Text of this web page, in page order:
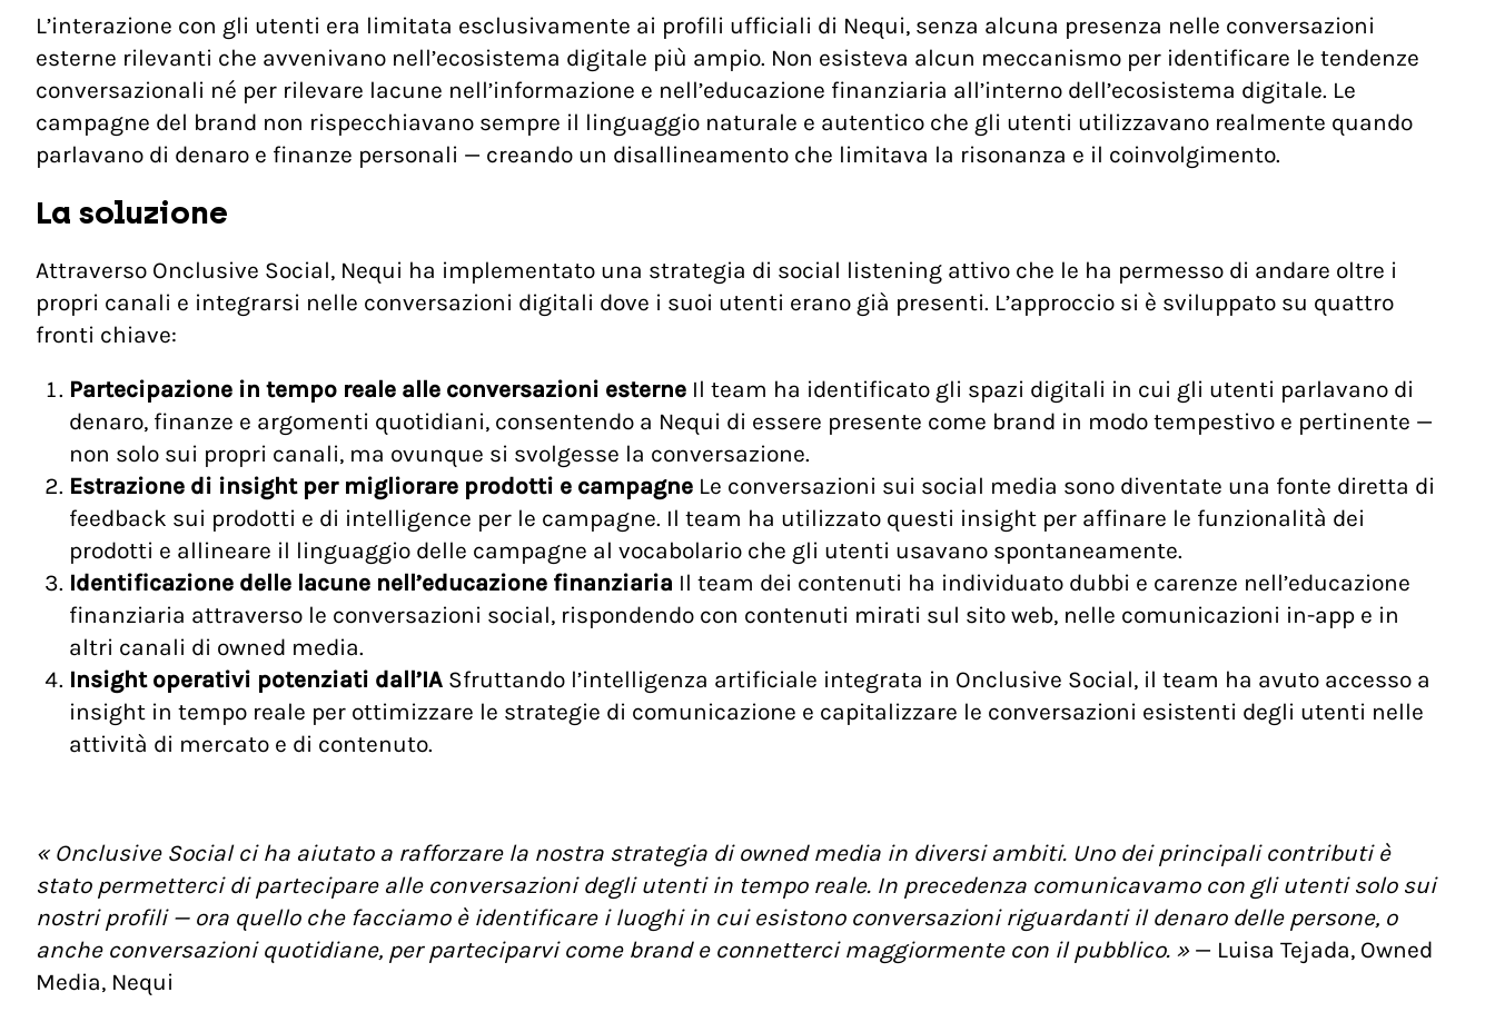
L’interazione con gli utenti era limitata esclusivamente ai profili ufficiali di Nequi, senza alcuna presenza nelle conversazioni
esterne rilevanti che avvenivano nell’ecosistema digitale più ampio. Non esisteva alcun meccanismo per identificare le tendenze
conversazionali né per rilevare lacune nell’informazione e nell’educazione finanziaria all’interno dell’ecosistema digitale. Le
campagne del brand non rispecchiavano sempre il linguaggio naturale e autentico che gli utenti utilizzavano realmente quando
parlavano di denaro e finanze personali — creando un disallineamento che limitava la risonanza e il coinvolgimento.
La soluzione
Attraverso Onclusive Social, Nequi ha implementato una strategia di social listening attivo che le ha permesso di andare oltre i
propri canali e integrarsi nelle conversazioni digitali dove i suoi utenti erano già presenti. L’approccio si è sviluppato su quattro
fronti chiave:
Partecipazione in tempo reale alle conversazioni esterne Il team ha identificato gli spazi digitali in cui gli utenti parlavano di
denaro, finanze e argomenti quotidiani, consentendo a Nequi di essere presente come brand in modo tempestivo e pertinente —
non solo sui propri canali, ma ovunque si svolgesse la conversazione.
Estrazione di insight per migliorare prodotti e campagne Le conversazioni sui social media sono diventate una fonte diretta di
feedback sui prodotti e di intelligence per le campagne. Il team ha utilizzato questi insight per affinare le funzionalità dei
prodotti e allineare il linguaggio delle campagne al vocabolario che gli utenti usavano spontaneamente.
Identificazione delle lacune nell’educazione finanziaria Il team dei contenuti ha individuato dubbi e carenze nell’educazione
finanziaria attraverso le conversazioni social, rispondendo con contenuti mirati sul sito web, nelle comunicazioni in-app e in
altri canali di owned media.
Insight operativi potenziati dall’IA Sfruttando l’intelligenza artificiale integrata in Onclusive Social, il team ha avuto accesso a
insight in tempo reale per ottimizzare le strategie di comunicazione e capitalizzare le conversazioni esistenti degli utenti nelle
attività di mercato e di contenuto.
« Onclusive Social ci ha aiutato a rafforzare la nostra strategia di owned media in diversi ambiti. Uno dei principali contributi è
stato permetterci di partecipare alle conversazioni degli utenti in tempo reale. In precedenza comunicavamo con gli utenti solo sui
nostri profili — ora quello che facciamo è identificare i luoghi in cui esistono conversazioni riguardanti il denaro delle persone, o
anche conversazioni quotidiane, per parteciparvi come brand e connetterci maggiormente con il pubblico. »— Luisa Tejada, Owned
Media, Nequi